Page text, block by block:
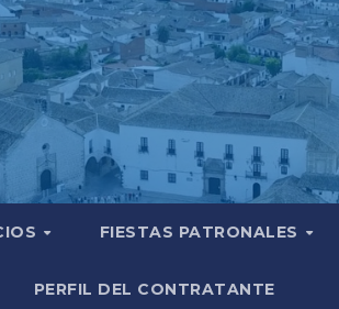
FIESTAS PATRONALES
PERFIL DEL CONTRATANTE